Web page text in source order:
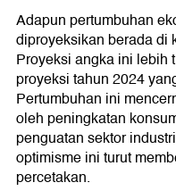
Adapun pertumbuhan
diproyeksikan berada di
Proyeksi angka ini lebih
proyeksi tahun 2024
Pertumbuhan ini
oleh peningkatan
penguatan sektor
optimisme ini turut
percetakan.